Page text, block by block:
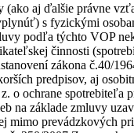
(ako aj ďalšie právne
s fyzickými
podľa týchto VOP
činnosti
zákona č.40/
predpisov, aj
o ochrane spotrebiteľa
na základe zmluvy
mimo prevádzkových